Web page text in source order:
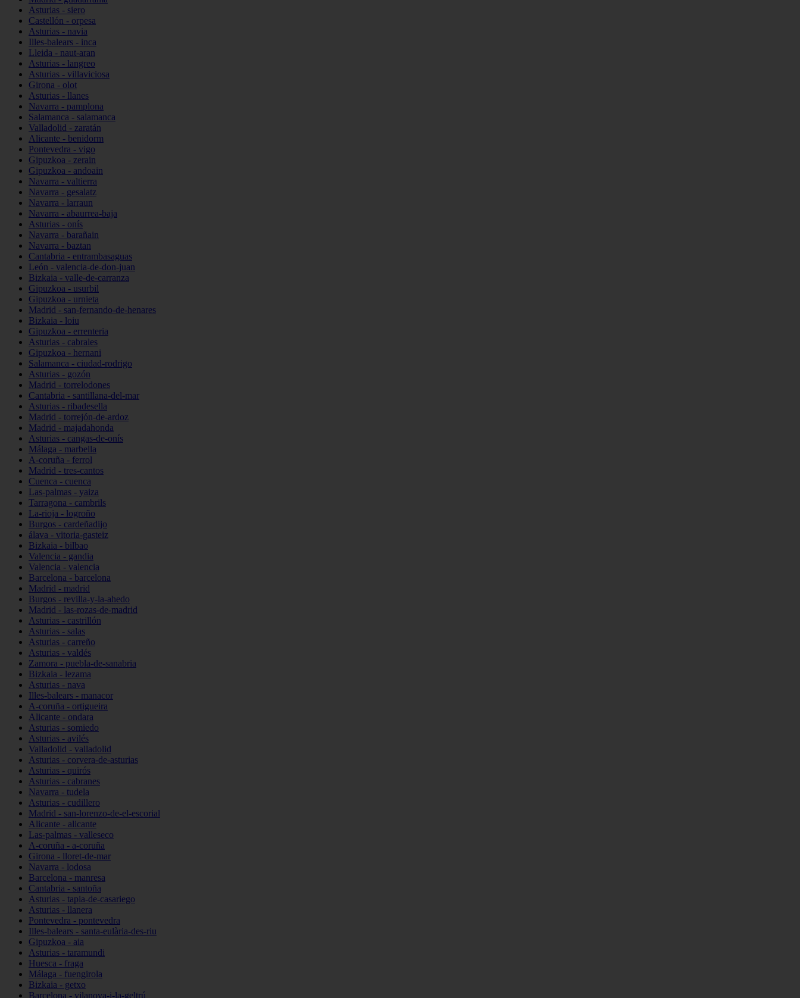
Asturias - siero
Castellón - orpesa
Asturias - navia
Illes-balears - inca
Lleida - naut-aran
Asturias - langreo
Asturias - villaviciosa
Girona - olot
Asturias - llanes
Navarra - pamplona
Salamanca - salamanca
Valladolid - zaratán
Alicante - benidorm
Pontevedra - vigo
Gipuzkoa - zerain
Gipuzkoa - andoain
Navarra - valtierra
Navarra - gesalatz
Navarra - larraun
Navarra - abaurrea-baja
Asturias - onís
Navarra - barañain
Navarra - baztan
Cantabria - entrambasaguas
León - valencia-de-don-juan
Bizkaia - valle-de-carranza
Gipuzkoa - usurbil
Gipuzkoa - urnieta
Madrid - san-fernando-de-henares
Bizkaia - loiu
Gipuzkoa - errenteria
Asturias - cabrales
Gipuzkoa - hernani
Salamanca - ciudad-rodrigo
Asturias - gozón
Madrid - torrelodones
Cantabria - santillana-del-mar
Asturias - ribadesella
Madrid - torrejón-de-ardoz
Madrid - majadahonda
Asturias - cangas-de-onís
Málaga - marbella
A-coruña - ferrol
Madrid - tres-cantos
Cuenca - cuenca
Las-palmas - yaiza
Tarragona - cambrils
La-rioja - logroño
Burgos - cardeñadijo
álava - vitoria-gasteiz
Bizkaia - bilbao
Valencia - gandia
Valencia - valencia
Barcelona - barcelona
Madrid - madrid
Burgos - revilla-y-la-ahedo
Madrid - las-rozas-de-madrid
Asturias - castrillón
Asturias - salas
Asturias - carreño
Asturias - valdés
Zamora - puebla-de-sanabria
Bizkaia - lezama
Asturias - nava
Illes-balears - manacor
A-coruña - ortigueira
Alicante - ondara
Asturias - somiedo
Asturias - avilés
Valladolid - valladolid
Asturias - corvera-de-asturias
Asturias - quirós
Asturias - cabranes
Navarra - tudela
Asturias - cudillero
Madrid - san-lorenzo-de-el-escorial
Alicante - alicante
Las-palmas - valleseco
A-coruña - a-coruña
Girona - lloret-de-mar
Navarra - lodosa
Barcelona - manresa
Cantabria - santoña
Asturias - tapia-de-casariego
Asturias - llanera
Pontevedra - pontevedra
Illes-balears - santa-eulària-des-riu
Gipuzkoa - aia
Asturias - taramundi
Huesca - fraga
Málaga - fuengirola
Bizkaia - getxo
Barcelona - vilanova-i-la-geltrú